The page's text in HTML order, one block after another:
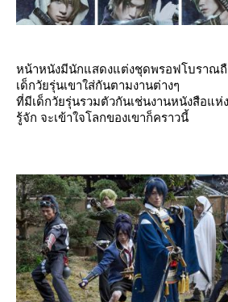
หน้าหนังมีนักแสดงแต่งชุดพรอฟโบราณถื
เด็กวัยรุ่นเขาใส่กันตามงานต่างๆ
ที่มีเด็กวัยรุ่นรวมตัวกันเช่นงานหนังสือแ
รู้จัก จะเข้าใจโลกของเขาก็คราวนี้